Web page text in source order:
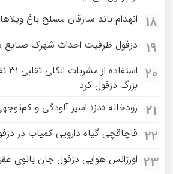
18 انهدام باند سارقان مسلح باغ‌
19 دزفول ظرفیت احداث شهرک صنایع
20
بزرگ دزفول کرد
21 رودخانه «دز» اسیر آلودگی و
22 قاچاقچی گیاه دارویی کمیاب در
23 اورژانس هوایی دزفول جان بانوی